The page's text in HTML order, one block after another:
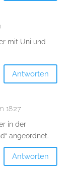
mit Uni und
Antworten
18:27
in der
angeordnet.
Antworten